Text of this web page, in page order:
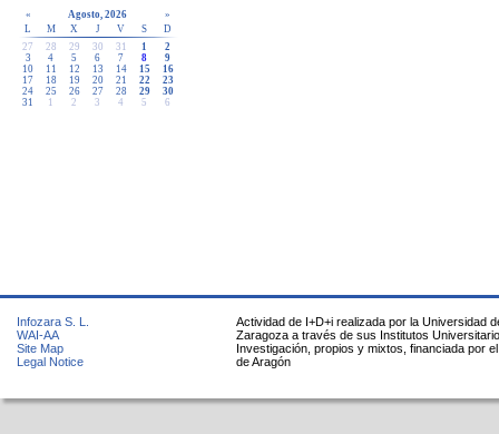
« Agosto, 2026
»
L
M X J V S
D
27
28 29 30 31 1
2
3
4 5 6 7 8
9
10
11 12 13 14 15
16
17
18 19 20 21 22
23
24
25 26 27 28 29
30
31
1 2 3 4 5 6
Infozara S. L.
WAI-AA
Site Map
Legal Notice
Actividad de I+D+i realizada por la Universidad
Zaragoza a través de sus Institutos
Investigación, propios y mixtos, financiada por
de Aragón